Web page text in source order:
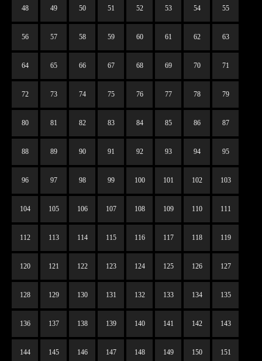
48 49 50 51 52 53 54 55
56 57 58 59 60 61 62 63
64 65 66 67 68 69 70 71
72 73 74 75 76 77 78 79
80 81 82 83 84 85 86 87
88 89 90 91 92 93 94 95
96 97 98 99 100 101 102 103
104 105 106 107 108 109 110 111
112 113 114 115 116 117 118 119
120 121 122 123 124 125 126 127
128 129 130 131 132 133 134 135
136 137 138 139 140 141 142 143
144 145 146 147 148 149 150 151